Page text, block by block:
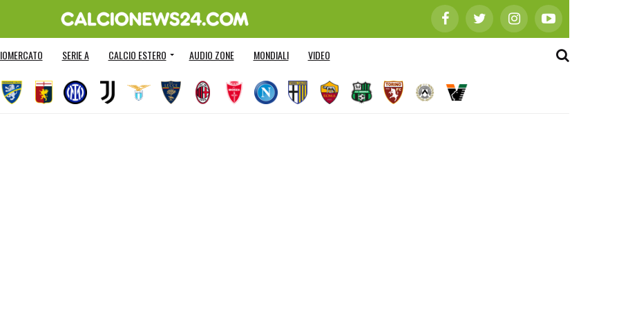
SERIE A CALCIO ESTERO AUDIO ZONE MONDIALI VIDEO